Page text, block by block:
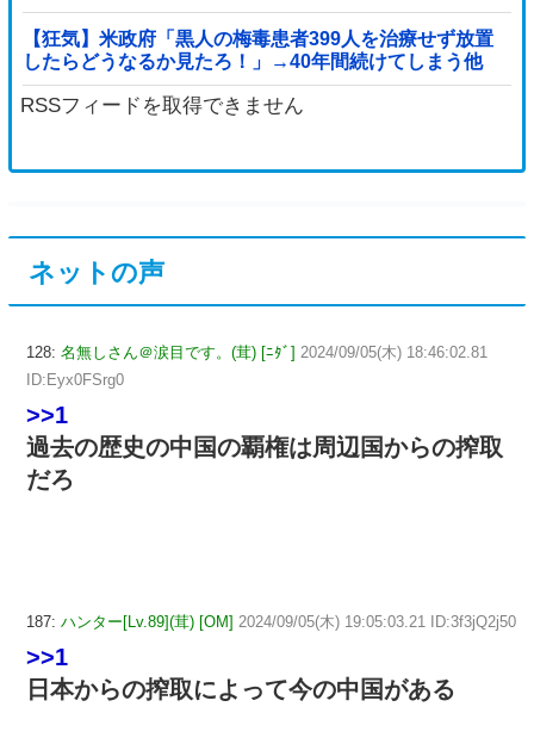
【狂気】米政府「黒人の梅毒患者399人を治療せず放置
したらどうなるか見たろ！」→40年間続けてしまう他
RSSフィードを取得できません
ネットの声
128: 名無しさん＠涙目です。(茸) [ﾆﾀﾞ] 2024/09/05(木) 18:46:02.81
ID:Eyx0FSrg0
>>1
過去の歴史の中国の覇権は周辺国からの搾取
だろ
187: ハンター[Lv.89](茸) [OM] 2024/09/05(木) 19:05:03.21 ID:3f3jQ2j50
>>1
日本からの搾取によって今の中国がある